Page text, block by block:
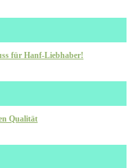
für Hanf-Liebhaber!
Qualität